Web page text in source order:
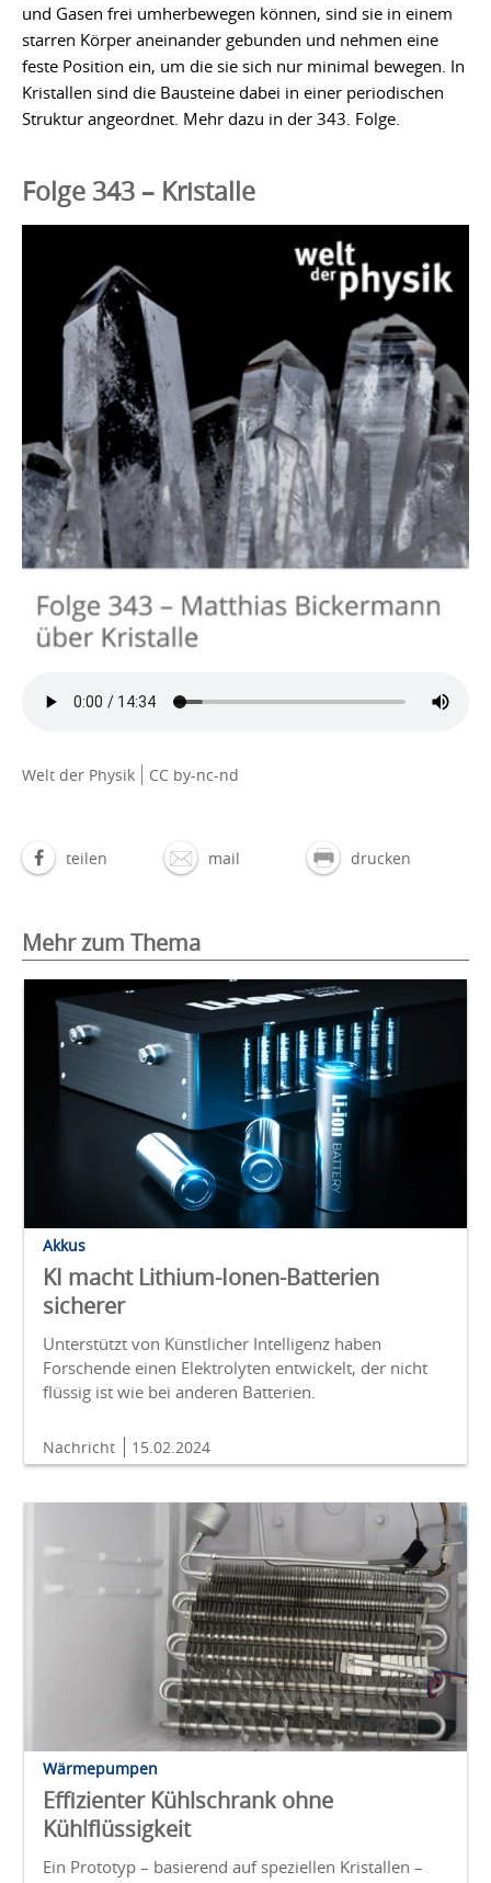
und Gasen frei umherbewegen können, sind sie in einem
starren Körper aneinander gebunden und nehmen eine
feste Position ein, um die sie sich nur minimal bewegen. In
Kristallen sind die Bausteine dabei in einer periodischen
Struktur angeordnet. Mehr dazu in der 343. Folge.
Folge 343 – Kristalle
Welt der Physik CC by-nc-nd
teilen mail drucken
Mehr zum Thema
Akkus
KI macht Lithium-Ionen-Batterien
sicherer
Unterstützt von Künstlicher Intelligenz haben
Forschende einen Elektrolyten entwickelt, der nicht
flüssig ist wie bei anderen Batterien.
Nachricht 15.02.2024
Wärmepumpen
Effizienter Kühlschrank ohne
Kühlflüssigkeit
Ein Prototyp – basierend auf speziellen Kristallen –